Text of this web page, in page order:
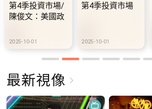
第4季投資市場/
陳俊文：美國政
股調整藉口
2025-10-01
第4季投資市場
2025-10-01
最新視像